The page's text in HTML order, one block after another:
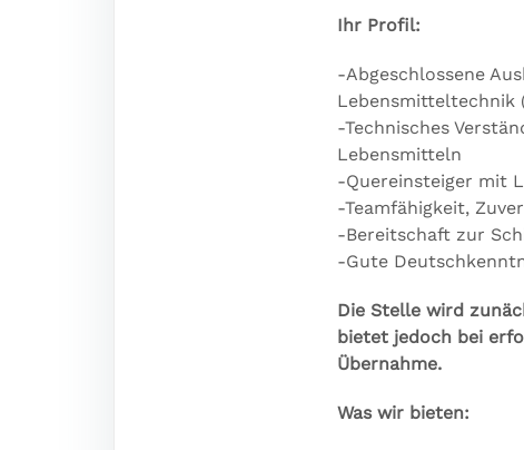
Ihr Profil:
-Abgeschlossene
Lebensmitteltechnik
-Technisches
Lebensmitteln
-Quereinsteiger mit
-Teamfähigkeit,
-Bereitschaft zur
-Gute
Die Stelle wird
bietet jedoch bei
Übernahme.
Was wir bieten: